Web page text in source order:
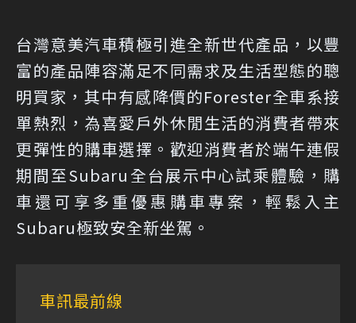
台灣意美汽車積極引進全新世代產品，以豐
富的產品陣容滿足不同需求及生活型態的聰
明買家，其中有感降價的Forester全車系接
單熱烈，為喜愛戶外休閒生活的消費者帶來
更彈性的購車選擇。歡迎消費者於端午連假
期間至Subaru全台展示中心試乘體驗，購
車還可享多重優惠購車專案，輕鬆入主
Subaru極致安全新坐駕。
車訊最前線